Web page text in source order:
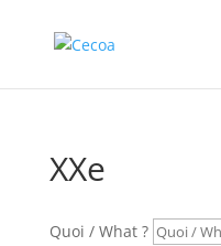
XXe
Quoi / What ?